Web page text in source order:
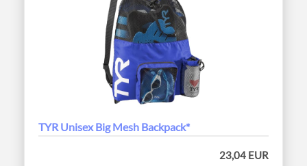
TYR Unisex Big Mesh Backpack*
23,04 EUR